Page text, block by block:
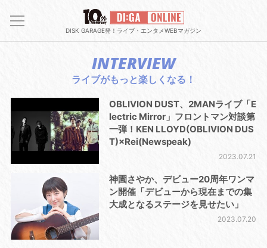
DISK GARAGE発！ライブ・エンタメWEBマガジン
INTERVIEW
ライブがもっと楽しくなる！
OBLIVION DUST、2MANライブ「E
lectric Mirror」フロントマン対談第
一弾！KEN LLOYD(OBLIVION DUS
T)×Rei(Newspeak)
2023.07.21
神園さやか、デビュー20周年ワンマ
ン開催「デビューから現在までの集
大成となるステージを見せたい」
2023.07.20